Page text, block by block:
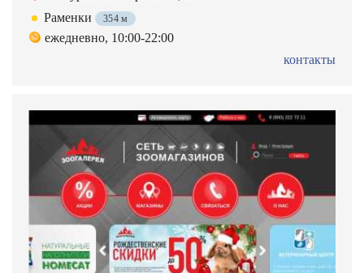
Раменки
354 м
ежедневно, 10:00-22:00
контакты